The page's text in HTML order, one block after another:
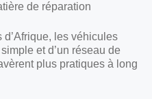
de réparation
les véhicules
et d’un réseau de
plus pratiques à long